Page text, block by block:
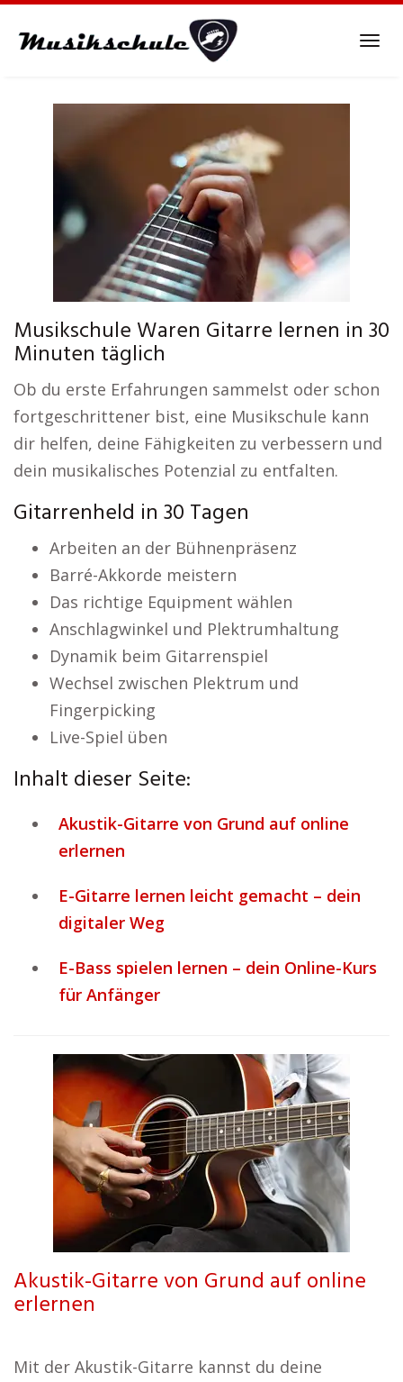
Musikschule Waren Gitarre lernen in 30
Minuten täglich
Ob du erste Erfahrungen sammelst oder schon
fortgeschrittener bist, eine Musikschule kann
dir helfen, deine Fähigkeiten zu verbessern und
dein musikalisches Potenzial zu entfalten.
Gitarrenheld in 30 Tagen
Arbeiten an der Bühnenpräsenz
Barré-Akkorde meistern
Das richtige Equipment wählen
Anschlagwinkel und Plektrumhaltung
Dynamik beim Gitarrenspiel
Wechsel zwischen Plektrum und
Fingerpicking
Live-Spiel üben
Inhalt dieser Seite:
Akustik-Gitarre von Grund auf online
erlernen
E-Gitarre lernen leicht gemacht – dein
digitaler Weg
E-Bass spielen lernen – dein Online-Kurs
für Anfänger
Akustik-Gitarre von Grund auf online
erlernen
Mit der Akustik-Gitarre kannst du deine